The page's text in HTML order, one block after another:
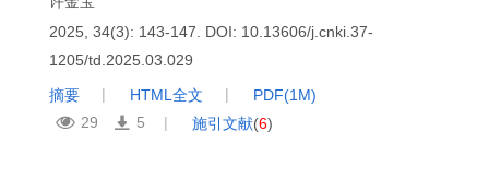
2025, 34(3): 143-147.
DOI: 10.13606/j.cnki.37-
1205/td.2025.03.029
摘要
HTML全文 PDF(1M)
施引文献(6)
29 5